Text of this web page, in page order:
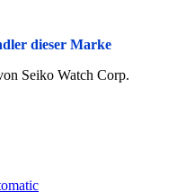
dieser Marke
Seiko Watch Corp.